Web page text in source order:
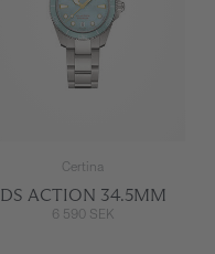
Certina
DS ACTION 34.5MM
6 590 SEK